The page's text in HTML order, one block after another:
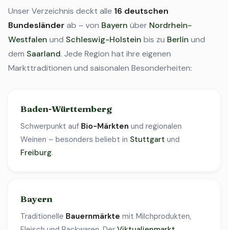
Unser Verzeichnis deckt alle 16 deutschen
Bundesländer ab – von Bayern über Nordrhein-
Westfalen und Schleswig-Holstein bis zu Berlin und
dem Saarland. Jede Region hat ihre eigenen
Markttraditionen und saisonalen Besonderheiten:
Baden-Württemberg
Schwerpunkt auf Bio-Märkten und regionalen
Weinen – besonders beliebt in Stuttgart und
Freiburg.
Bayern
Traditionelle Bauernmärkte mit Milchprodukten,